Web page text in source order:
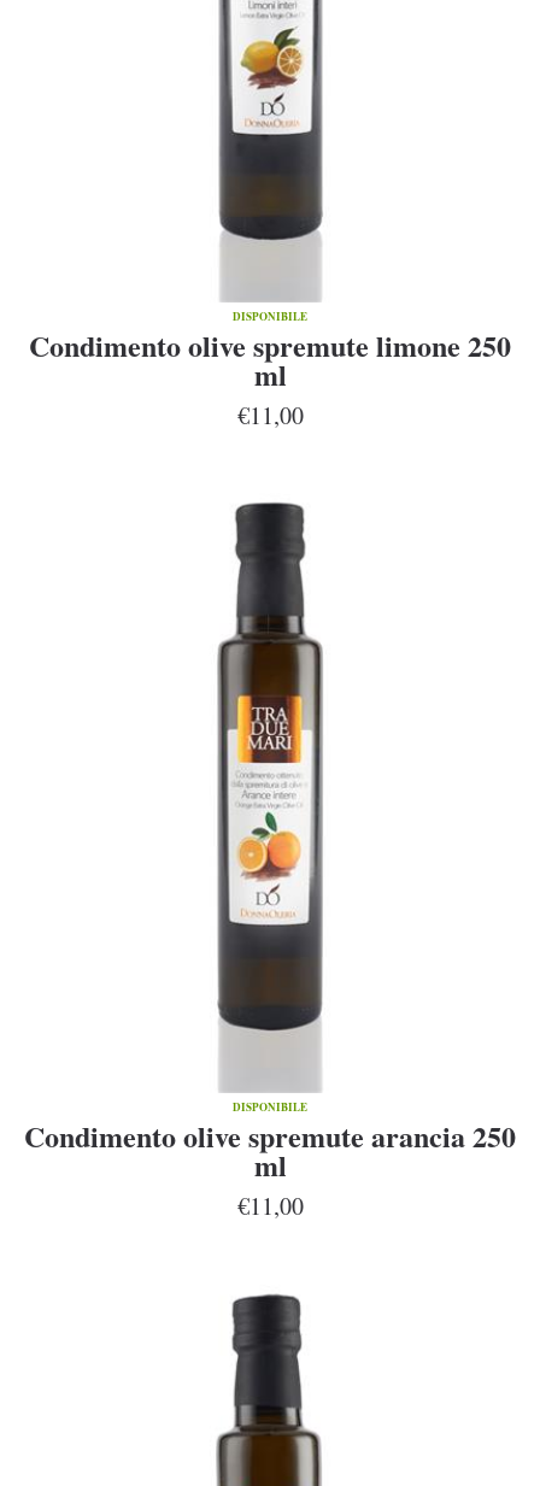
DISPONIBILE
Condimento olive spremute limone 250
ml
€11,00
DISPONIBILE
Condimento olive spremute arancia 250
ml
€11,00